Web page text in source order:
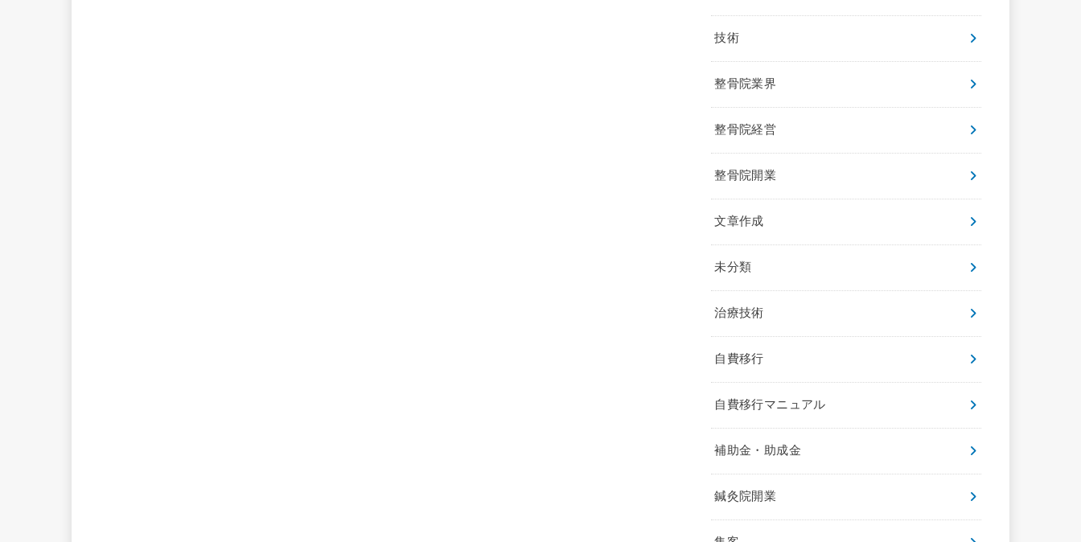
技術
整骨院業界
整骨院経営
整骨院開業
文章作成
未分類
治療技術
自費移行
自費移行マニュアル
補助金・助成金
鍼灸院開業